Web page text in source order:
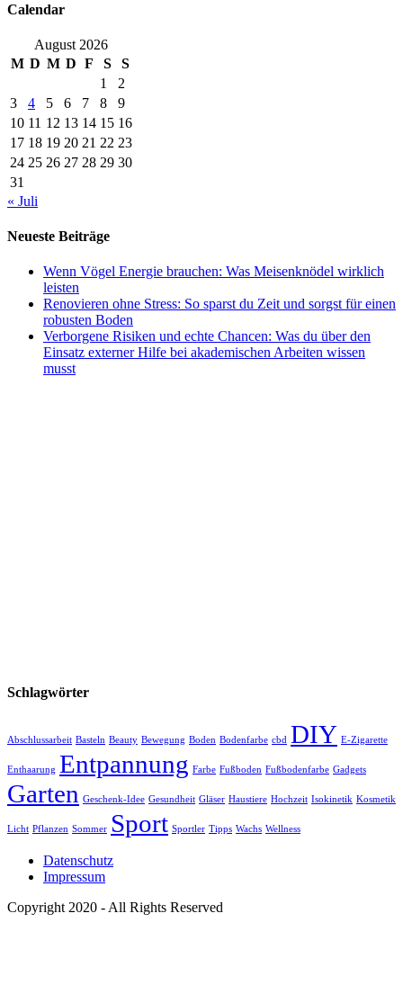
Calendar
August 2026
M D M D F S
S
1
2
3
4 5 6 7 8
9
10 11 12 13 14 15 16
17 18 19 20 21 22 23
24 25 26 27 28 29 30
31
« Juli
Neueste Beiträge
Wenn Vögel Energie brauchen: Was Meisenknödel wirklich
leisten
Renovieren ohne Stress: So sparst du Zeit und sorgst für einen
robusten Boden
Verborgene Risiken und echte Chancen: Was du über den
Einsatz externer Hilfe bei akademischen Arbeiten wissen
musst
Schlagwörter
Abschlussarbeit Basteln Beauty Bewegung Boden Bodenfarbe cbd DIY E-Zigarette
Enthaarung Entpannung Farbe Fußboden Fußbodenfarbe Gadgets
Garten Geschenk-Idee Gesundheit Gläser Haustiere Hochzeit Isokinetik Kosmetik
Licht Pflanzen Sommer Sport Sportler Tipps Wachs Wellness
Datenschutz
Impressum
Copyright 2020 - All Rights Reserved